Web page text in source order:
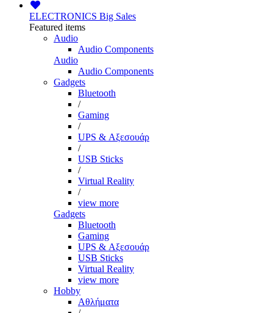
ELECTRONICS Big Sales
Featured items
Audio
Audio Components
Audio
Audio Components
Gadgets
Bluetooth
/
Gaming
/
UPS & Αξεσουάρ
/
USB Sticks
/
Virtual Reality
/
view more
Gadgets
Bluetooth
Gaming
UPS & Αξεσουάρ
USB Sticks
Virtual Reality
view more
Hobby
Αθλήματα